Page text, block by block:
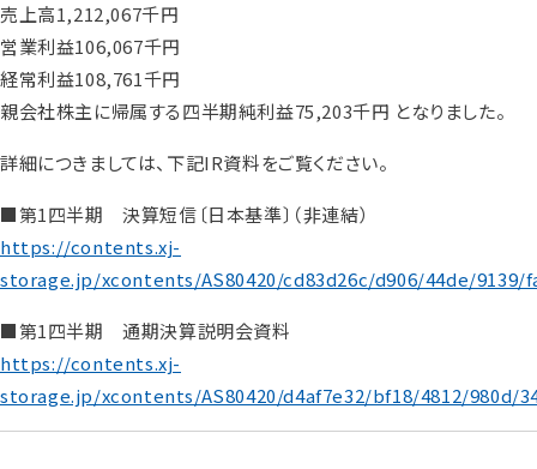
売上高1,212,067千円
営業利益106,067千円
経常利益108,761千円
親会社株主に帰属する四半期純利益75,203千円 となりました。
詳細につきましては、下記IR資料をご覧ください。
■第1四半期 決算短信〔日本基準〕（非連結）
https://contents.xj-
storage.jp/xcontents/AS80420/cd83d26c/d906/44de/9139/
■第1四半期 通期決算説明会資料
https://contents.xj-
storage.jp/xcontents/AS80420/d4af7e32/bf18/4812/980d/